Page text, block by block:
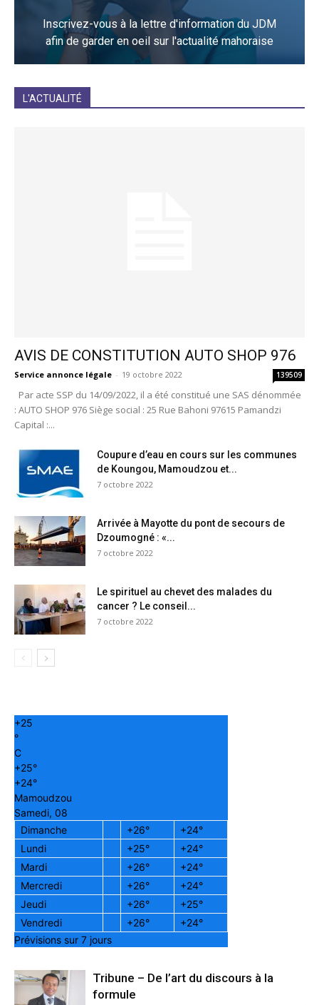
Inscrivez-vous à la lettre d'information du JDM
afin de garder en oeil sur l'actualité mahoraise
L'ACTUALITÉ
AVIS DE CONSTITUTION AUTO SHOP 976
Service annonce légale - 19 octobre 2022 139509
Par acte SSP du 14/09/2022, il a été constitué une SAS dénommée
: AUTO SHOP 976 Siège social : 25 Rue Bahoni 97615 Pamandzi
Capital :...
Coupure d’eau en cours sur les communes
de Koungou, Mamoudzou et...
7 octobre 2022
Arrivée à Mayotte du pont de secours de
Dzoumogné : «...
7 octobre 2022
Le spirituel au chevet des malades du
cancer ? Le conseil...
7 octobre 2022
+25
°
C
+25°
+24°
Mamoudzou
Samedi, 08
Dimanche
+26° +24°
Lundi
+25° +24°
Mardi
+26° +24°
Mercredi
+26° +24°
Jeudi
+26° +25°
Vendredi
+26° +24°
Prévisions sur 7 jours
Tribune – De l’art du discours à la
formule